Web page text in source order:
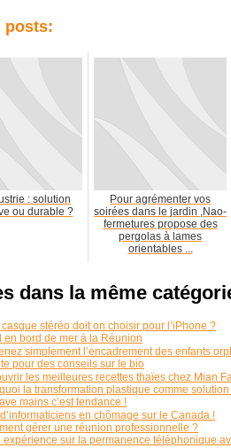
posts:
: solution
ou durable ?
Pour agrémenter vos
soirées dans le jardin ,Nao-
fermetures propose des
pergolas à lames
orientables ...
dans la même
stéréo doit on choisir pour l’iPhone ?
en bord de mer à la Réunion
simplement l’encadrement des enfants
pour des conseils sur le bio
les meilleures recettes thaïes chez Mian
la transformation plastique comme
mains c’est tendance !
en chômage sur le Canada !
gérer une réunion professionnelle ?
expérience sur la permanence téléphonique